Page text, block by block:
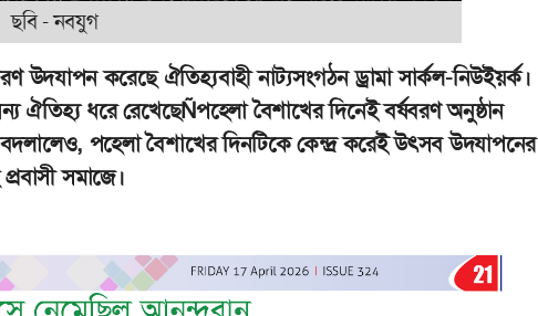
ছবি - নবযুগ
করেছে ঐতিহ্যবাহী নাট্যসংগঠন ড্রামা সার্কল-নিউইয়র্ক।
ধরে রেখেছেÑপহেলা বৈশাখের দিনেই বর্ষবরণ অনুষ্ঠান
পহেলা বৈশাখের দিনটিকে কেন্দ্র করেই উৎসব উদযাপনের
সমাজে।